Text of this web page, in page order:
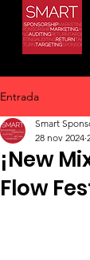
Entrada
¡New
Flow
Smart
28 nov 2024